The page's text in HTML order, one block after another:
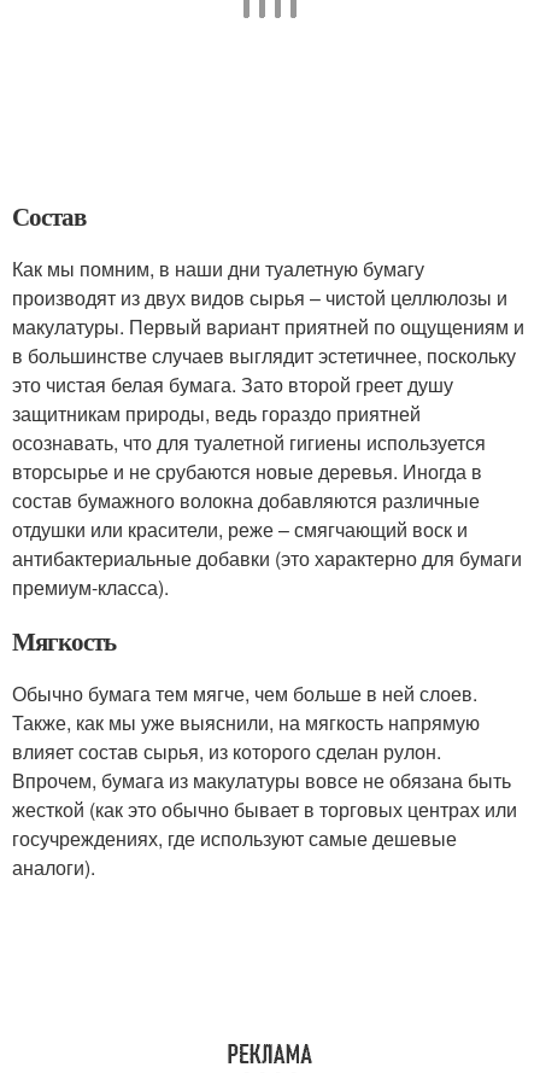
Состав
Как мы помним, в наши дни туалетную бумагу
производят из двух видов сырья – чистой целлюлозы и
макулатуры. Первый вариант приятней по ощущениям и
в большинстве случаев выглядит эстетичнее, поскольку
это чистая белая бумага. Зато второй греет душу
защитникам природы, ведь гораздо приятней
осознавать, что для туалетной гигиены используется
вторсырье и не срубаются новые деревья. Иногда в
состав бумажного волокна добавляются различные
отдушки или красители, реже – смягчающий воск и
антибактериальные добавки (это характерно для бумаги
премиум-класса).
Мягкость
Обычно бумага тем мягче, чем больше в ней слоев.
Также, как мы уже выяснили, на мягкость напрямую
влияет состав сырья, из которого сделан рулон.
Впрочем, бумага из макулатуры вовсе не обязана быть
жесткой (как это обычно бывает в торговых центрах или
госучреждениях, где используют самые дешевые
аналоги).